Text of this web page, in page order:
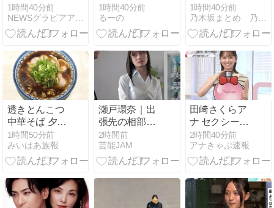
田中美久 愛し
すぎて 夏
1時間40分前
でも消費する
方法を調査
1時間40分前
るーの
対して）あの
子売れます
よ』
1時間40分前
透きとんこつ
中華そば 夕月
/ フルスイング
で獣の咆哮
を・・・菊醤
市
1時間50分前
みいはあ族報
瀬戸環奈｜出
張先の相部屋
で揺れ動く上
司とOLの危う
い関係
2時間前
芸能JAM
田﨑さくらア
ナ セクシーノ
ースリーブ
脇！！
2時間40分前
アナきゃぷ速報